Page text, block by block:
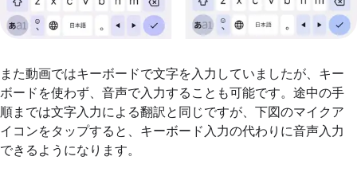
また動画ではキーボードで文字を入力していましたが、キー
ボードを使わず、音声で入力することも可能です。途中の手
順までは文字入力による翻訳と同じですが、下図のマイクア
イコンをタップすると、キーボード入力の代わりに音声入力
できるようになります。